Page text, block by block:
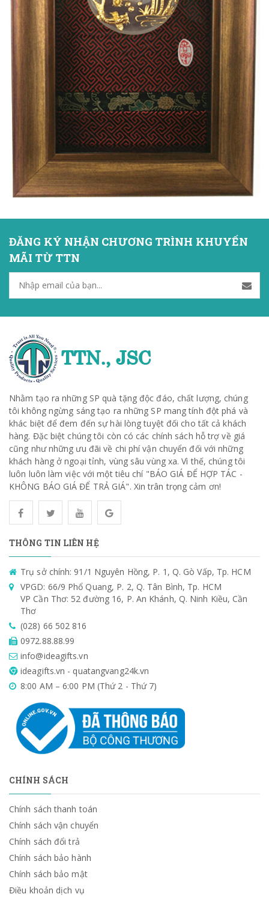
ĐĂNG KÝ NHẬN CHƯƠNG TRÌNH KHUYẾN
MÃI TỪ TTN
Nhằm tạo ra những SP quà tặng độc đáo, chất lượng, chúng
tôi không ngừng sáng tạo ra những SP mang tính đột phá và
khác biệt để đem đến sự hài lòng tuyệt đối cho tất cả khách
hàng. Đặc biệt chúng tôi còn có các chính sách hỗ trợ về giá
cũng như những ưu đãi về chi phí vận chuyển đối với những
khách hàng ở ngoại tỉnh, vùng sâu vùng xa. Vì thế, chúng tôi
luôn luôn làm việc với một tiêu chí "BÁO GIÁ ĐỂ HỢP TÁC -
KHÔNG BÁO GIÁ ĐỂ TRẢ GIÁ". Xin trân trọng cảm ơn!
THÔNG TIN LIÊN HỆ
Trụ sở chính: 91/1 Nguyên Hồng, P. 1, Q. Gò Vấp, Tp. HCM
VPGD: 66/9 Phổ Quang, P. 2, Q. Tân Bình, Tp. HCM
VP Cần Thơ: 52 đường 16, P. An Khánh, Q. Ninh Kiều, Cần
Thơ
(028) 66 502 816
0972.88.88.99
info@ideagifts.vn
ideagifts.vn - quatangvang24k.vn
8:00 AM – 6:00 PM (Thứ 2 - Thứ 7)
CHÍNH SÁCH
Chính sách thanh toán
Chính sách vận chuyển
Chính sách đổi trả
Chính sách bảo hành
Chính sách bảo mật
Điều khoản dịch vụ